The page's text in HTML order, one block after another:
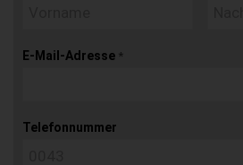
E-Mail-Adresse *
Telefonnummer